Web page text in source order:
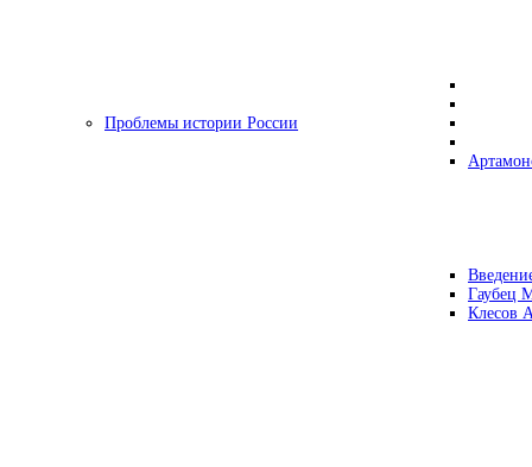
Проблемы истории России
Гаубец
Клесов